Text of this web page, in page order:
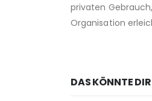
privaten
Organisation
DAS KÖNNTE